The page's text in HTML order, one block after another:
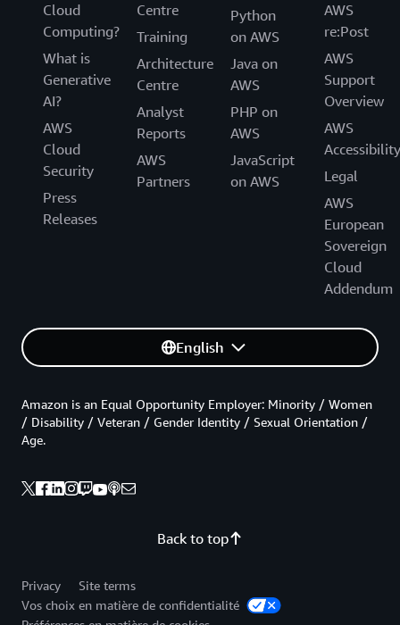
Cloud
Computing?
What is
Generative
AI?
AWS
Cloud
Security
Press
Releases
Centre
Training
Architecture
Centre
Analyst
Reports
AWS
Partners
Python
on AWS
Java on
AWS
PHP on
AWS
JavaScript
on AWS
AWS
re:Post
AWS
Support
Overview
AWS
Accessibility
Legal
AWS
European
Sovereign
Cloud
Addendum
English
Back to top
Amazon is an Equal Opportunity Employer: Minority / Women
/ Disability / Veteran / Gender Identity / Sexual Orientation /
Age.
Privacy
Site terms
Vos choix en matière de confidentialité